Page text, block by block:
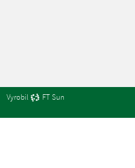
Vyrobil FT Sun